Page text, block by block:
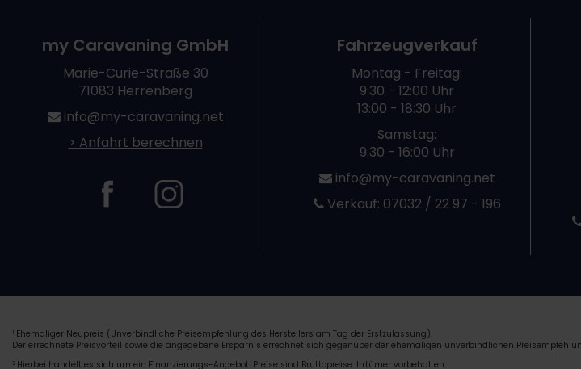
my Caravaning GmbH
Marie-Curie-Straße 30
71083 Herrenberg
info@my-caravaning.net
> Anfahrt berechnen
Fahrzeugverkauf
Montag - Freitag:
9:30 - 12:00 Uhr
13:00 - 18:30 Uhr
Samstag:
9:30 - 16:00 Uhr
info@my-caravaning.net
Verkauf: 07032 / 22 97 - 196
1 Ehemaliger Neupreis (Unverbindliche Preisempfehlung des Herstellers am Tag der Erstzulassung).
Der errechnete Preisvorteil sowie die angegebene Ersparnis errechnet sich gegenüber der ehemaligen unverbindlichen
2 Hierbei handelt es sich um ein Finanzierungs-Angebot. Preise sind Bruttopreise. Irrtümer vorbehalten.